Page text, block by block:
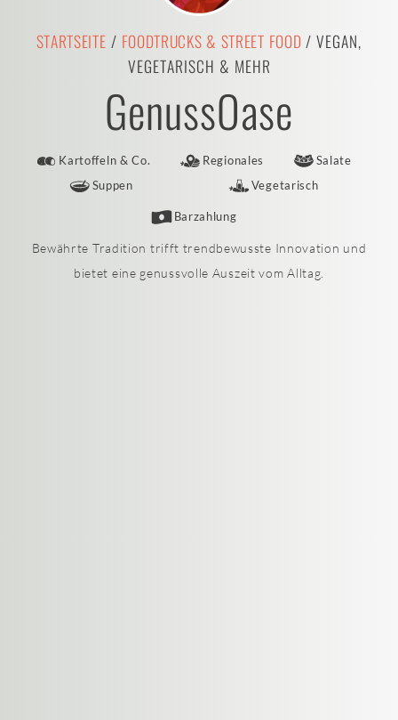
STARTSEITE / FOODTRUCKS & STREET FOOD/ VEGAN,
VEGETARISCH & MEHR
GenussOase
Kartoffeln & Co. Regionales
Salate
Suppen
Vegetarisch
Barzahlung
Bewährte Tradition trifft trendbewusste Innovation und
bietet eine genussvolle Auszeit vom Alltag.